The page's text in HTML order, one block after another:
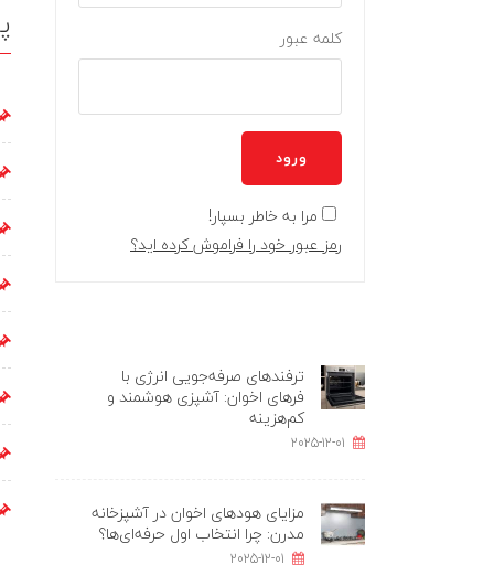
کلمه عبور
ورود
مرا به خاطر بسپار!
رمز عبور خود را فراموش کرده اید؟
ترفندهای صرفه‌جویی انرژی با
فرهای اخوان: آشپزی هوشمند و
کم‌هزینه
2025-12-01
مزایای هودهای اخوان در آشپزخانه
مدرن: چرا انتخاب اول حرفه‌ای‌ها؟
2025-12-01